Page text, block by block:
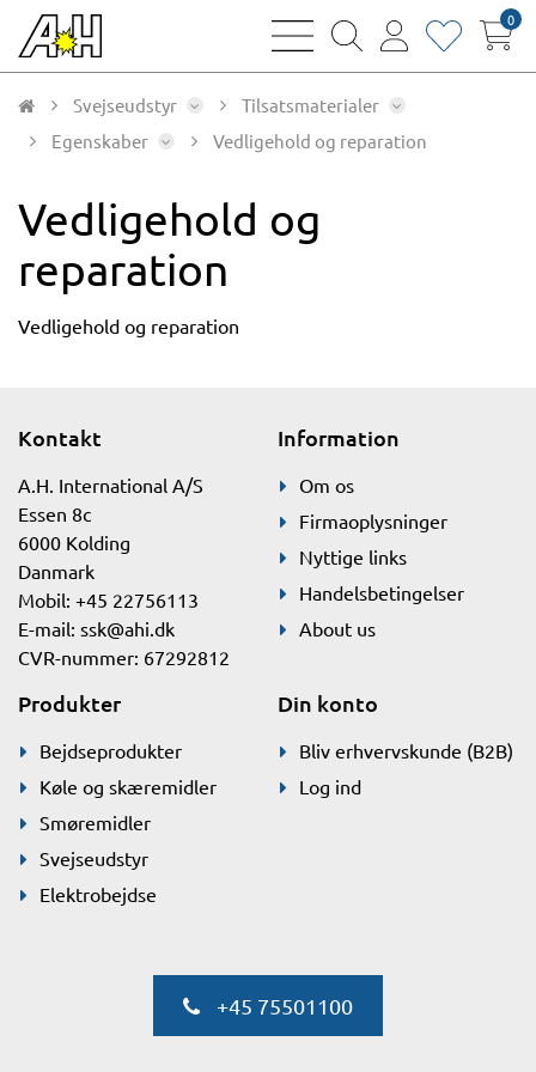
bars
magnifying
user
heart0
Svejseudstyr
Tilsatsmaterialer
Egenskaber
Vedligehold og reparation
Vedligehold og
reparation
Vedligehold og reparation
Kontakt
A.H. International A/S
Essen 8c
6000 Kolding
Danmark
Mobil: +45 22756113
E-mail: ssk@ahi.dk
CVR-nummer: 67292812
Information
Om os
Firmaoplysninger
Nyttige links
Handelsbetingelser
About us
Produkter
Bejdseprodukter
Køle og skæremidler
Smøremidler
Svejseudstyr
Elektrobejdse
Din konto
Bliv erhvervskunde (B2B)
Log ind
+45 75501100